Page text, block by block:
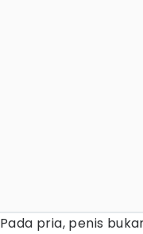
Pada pria, penis